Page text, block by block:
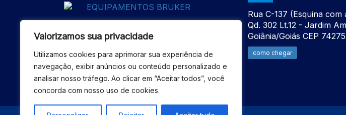
Valorizamos sua privacidade
Utilizamos cookies para aprimorar sua experiência de
navegação, exibir anúncios ou conteúdo personalizado e
analisar nosso tráfego. Ao clicar em “Aceitar todos”, você
concorda com nosso uso de cookies.
Rua C-137 (Esquina com
Qd. 302 Lt.12 - Jardim
Goiânia/Goiás CEP
como chegar